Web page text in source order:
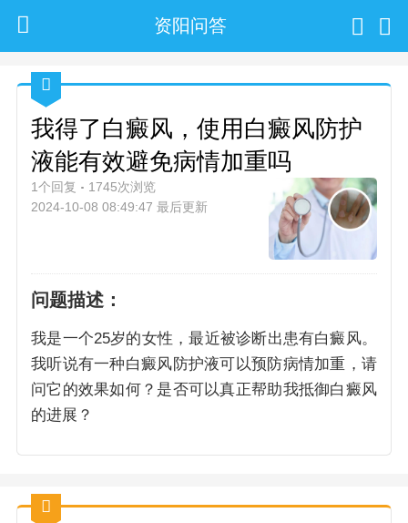
资阳问答
我得了白癜风，使用白癜风防护
液能有效避免病情加重吗
1个回复
1745次浏览
2024-10-08 08:49:47 最后更新
问题描述：
我是一个25岁的女性，最近被诊断出患有白癜风。
我听说有一种白癜风防护液可以预防病情加重，请
问它的效果如何？是否可以真正帮助我抵御白癜风
的进展？